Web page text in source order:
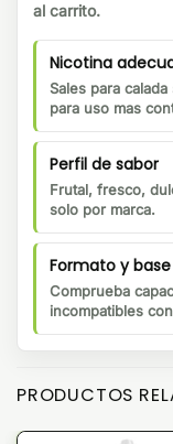
al carrito.
Nicotina
Sales para
para uso mas
Perfil de sabor
Frutal, fresco,
solo por marca.
Formato y base
Comprueba
incompatibles
PRODUCTOS